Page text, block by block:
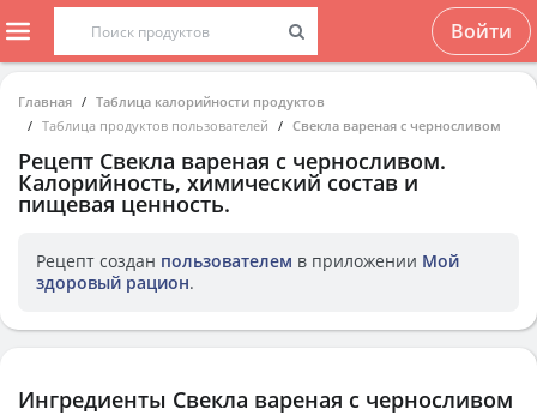
Войти
Главная
Таблица калорийности продуктов
Таблица продуктов пользователей
Свекла вареная с черносливом
Рецепт Свекла вареная с черносливом.
Калорийность, химический состав и
пищевая ценность.
Рецепт создан пользователем в приложении Мой
здоровый рацион.
Ингредиенты Свекла вареная с черносливом